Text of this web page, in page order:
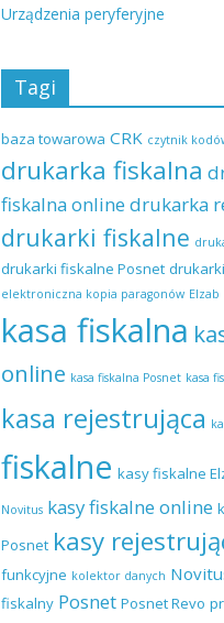
Urządzenia peryferyjne
Tagi
baza towarowa CRK czytnik
drukarka fiskalna
fiskalna online drukarka
drukarki fiskalne
drukarki fiskalne Posnet
elektroniczna kopia paragonów Elzab
kasa fiskalna
online kasa fiskalna Posnet kasa
kasa rejestrująca
fiskalne kasy fiskalne
Novitus kasy fiskalne online
Posnet kasy
funkcyjne kolektor danych
fiskalny Posnet Posnet Revo